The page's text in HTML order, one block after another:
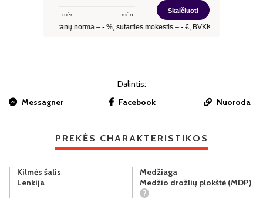
Dalintis:
Messagner
Facebook Nuoroda
PREKĖS CHARAKTERISTIKOS
Kilmės šalis
Lenkija
Medžiaga
Medžio drožlių plokštė (MDP)
?